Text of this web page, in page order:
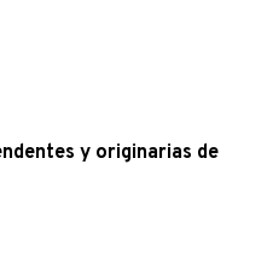
y originarias de